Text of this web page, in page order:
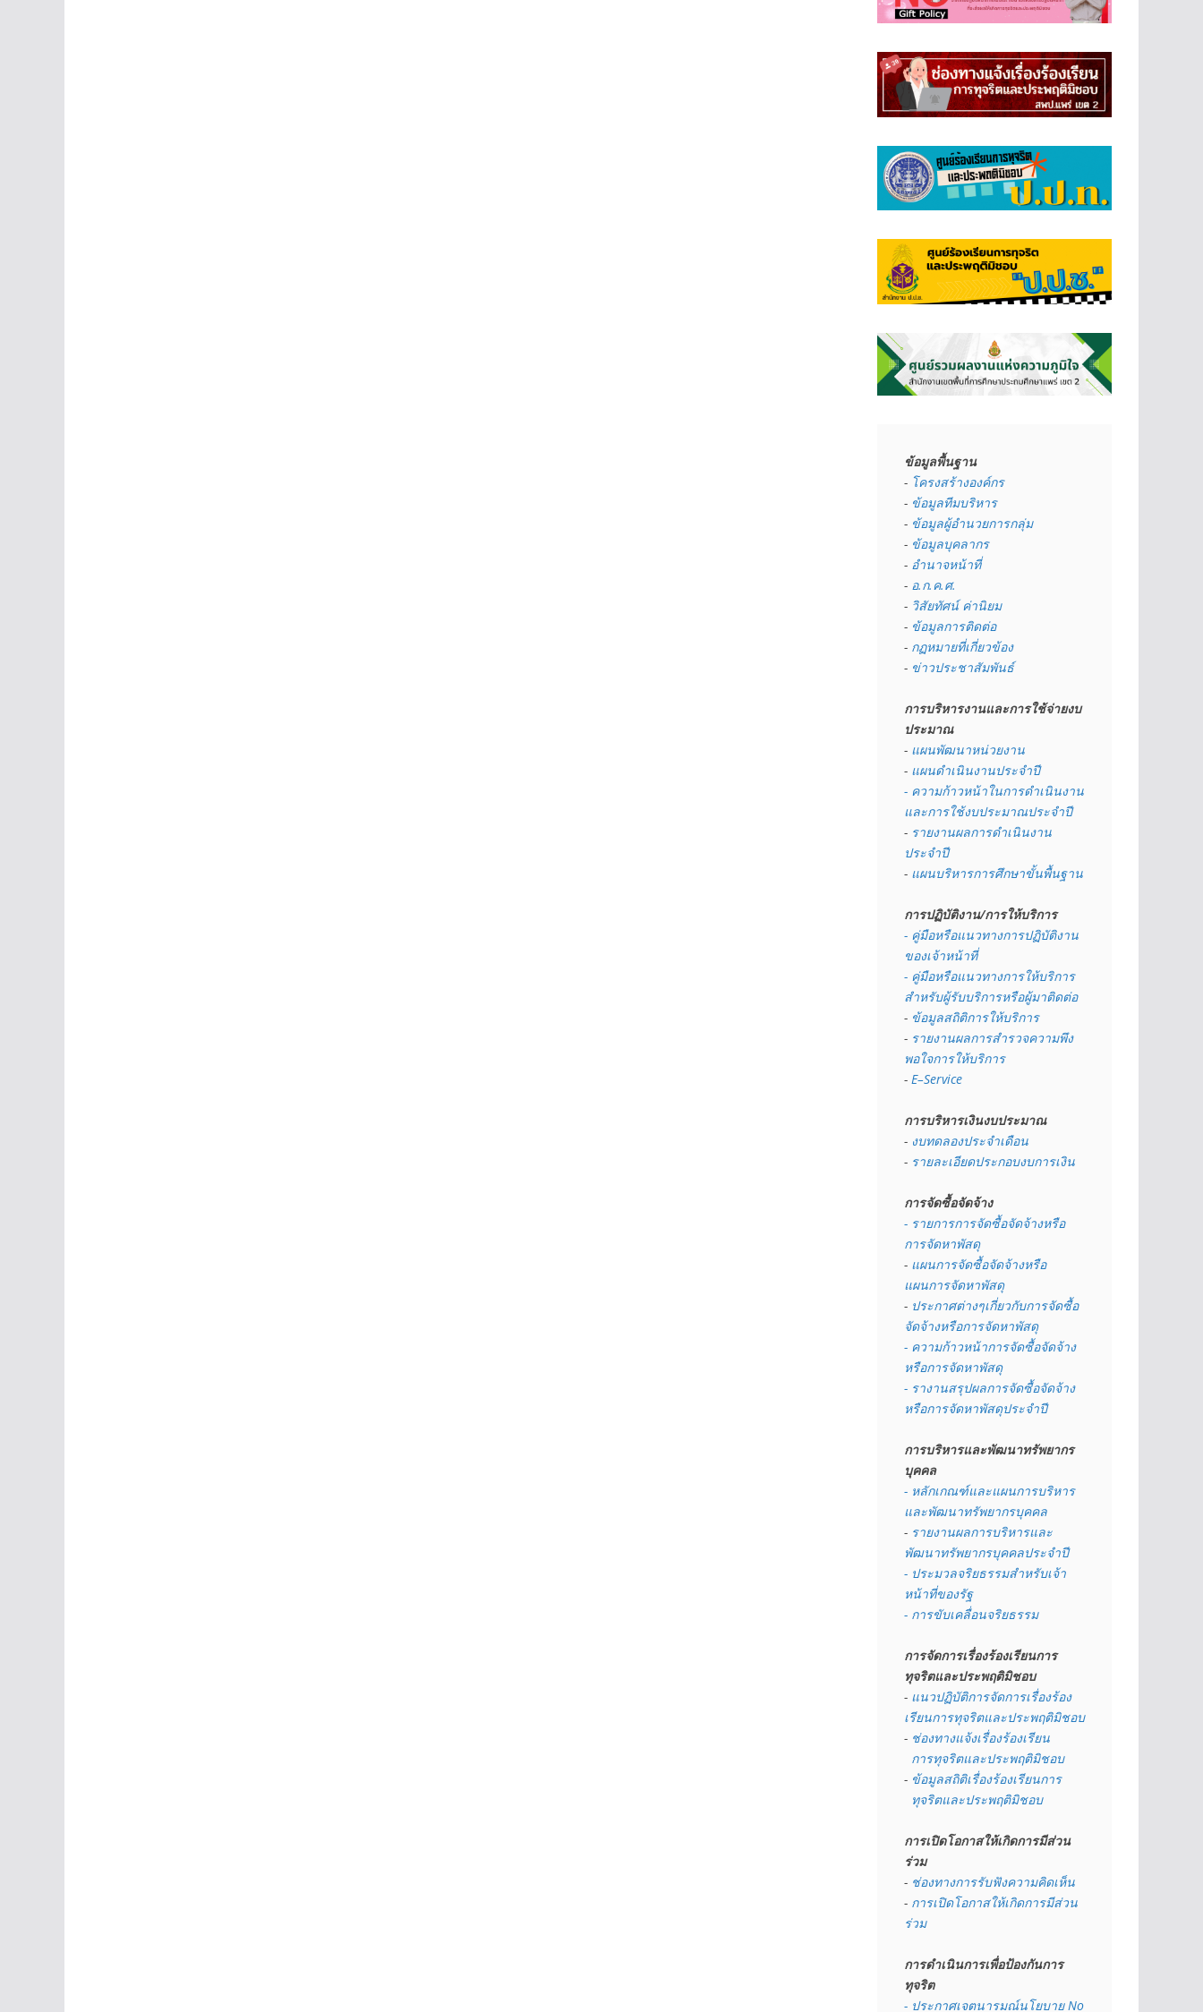
ข้อมูลพื้นฐาน
- โครงสร้างองค์กร
- ข้อมูลทีมบริหาร
- ข้อมูลผู้อำนวยการกลุ่ม
- ข้อมูลบุคลากร
- อำนาจหน้าที่
- อ.ก.ค.ศ.
- วิสัยทัศน์ ค่านิยม
- ข้อมูลการติดต่อ
- กฏหมายที่เกี่ยวข้อง
- ข่าวประชาสัมพันธ์
การบริหารงานและการใช้จ่ายงบ
ประมาณ
- แผนพัฒนาหน่วยงาน
- แผนดำเนินงานประจำปี
- ความก้าวหน้าในการดำเนินงาน
และการใช้งบประมาณประจำปี
- รายงานผลการดำเนินงาน
ประจำปี
- แผนบริหารการศึกษาขั้นพื้นฐาน
การปฏิบัติงาน/การให้บริการ
- คู่มือหรือแนวทางการปฏิบัติงาน
ของเจ้าหน้าที่
- คู่มือหรือแนวทางการให้บริการ
สำหรับผู้รับบริการหรือผู้มาติดต่อ
- ข้อมูลสถิติการให้บริการ
- รายงานผลการสำรวจความพึง
พอใจการให้บริการ
- E–Service
การบริหารเงินงบประมาณ
- งบทดลองประจำเดือน
- รายละเอียดประกอบงบการเงิน
การจัดซื้อจัดจ้าง
- รายการการจัดซื้อจัดจ้างหรือ
การจัดหาพัสดุ
- แผนการจัดซื้อจัดจ้างหรือ
แผนการจัดหาพัสดุ
- ประกาศต่างๆเกี่ยวกับการจัดซื้อ
จัดจ้างหรือการจัดหาพัสดุ
- ความก้าวหน้าการจัดซื้อจัดจ้าง
หรือการจัดหาพัสดุ
- รางานสรุปผลการจัดซื้อจัดจ้าง
หรือการจัดหาพัสดุประจำปี
การบริหารและพัฒนาทรัพยากร
บุคคล
- หลักเกณฑ์และแผนการบริหาร
และพัฒนาทรัพยากรบุคคล
- รายงานผลการบริหารและ
พัฒนาทรัพยากรบุคคลประจำปี
- ประมวลจริยธรรมสำหรับเจ้า
หน้าที่ของรัฐ
- การขับเคลื่อนจริยธรรม
การจัดการเรื่องร้องเรียนการ
ทุจริตและประพฤติมิชอบ
- แนวปฏิบัติการจัดการเรื่องร้อง
เรียนการทุจริตและประพฤติมิชอบ
- ช่องทางแจ้งเรื่องร้องเรียน
  การทุจริตและประพฤติมิชอบ
- ข้อมูลสถิติเรื่องร้องเรียนการ
  ทุจริตและประพฤติมิชอบ
การเปิดโอกาสให้เกิดการมีส่วน
ร่วม
- ช่องทางการรับฟังความคิดเห็น
- การเปิดโอกาสให้เกิดการมีส่วน
ร่วม
การดำเนินการเพื่อป้องกันการ
ทุจริต
- ประกาศเจตนารมณ์นโยบาย No